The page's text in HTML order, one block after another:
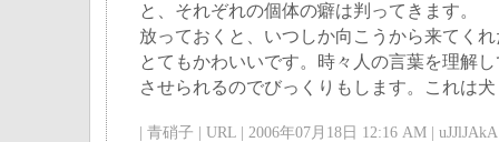
と、それぞれの個体の癖は判ってきます。
放っておくと、いつしか向こうから来てく
とてもかわいいです。時々人の言葉を理解
させられるのでびっくりもします。これは
| 青硝子 | URL | 2006年07月18日 12:16 AM |